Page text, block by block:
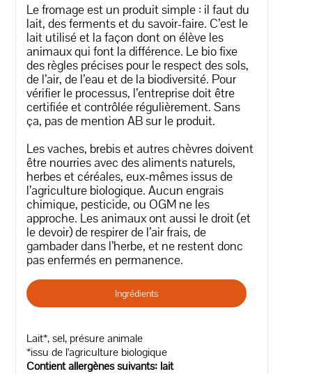
Le fromage est un produit simple : il faut du
lait, des ferments et du savoir-faire. C’est le
lait utilisé et la façon dont on élève les
animaux qui font la différence. Le bio fixe
des règles précises pour le respect des sols,
de l’air, de l’eau et de la biodiversité. Pour
vérifier le processus, l’entreprise doit être
certifiée et contrôlée régulièrement. Sans
ça, pas de mention AB sur le produit.
Les vaches, brebis et autres chèvres doivent
être nourries avec des aliments naturels,
herbes et céréales, eux-mêmes issus de
l’agriculture biologique. Aucun engrais
chimique, pesticide, ou OGM ne les
approche. Les animaux ont aussi le droit (et
le devoir) de respirer de l’air frais, de
gambader dans l’herbe, et ne restent donc
pas enfermés en permanence.
Ingrédients
Lait*, sel, présure animale
*issu de l'agriculture biologique
Contient allergènes suivants: lait